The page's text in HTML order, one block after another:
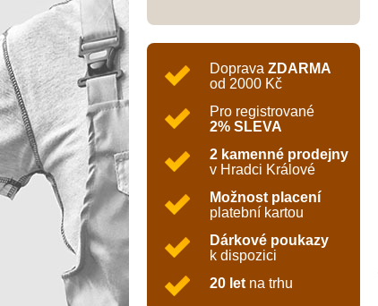
Doprava ZDARMA
od 2000 Kč
Pro registrované
2% SLEVA
2 kamenné prodejny
v Hradci Králové
Možnost placení
platební kartou
Dárkové poukazy
k dispozici
20 let na trhu